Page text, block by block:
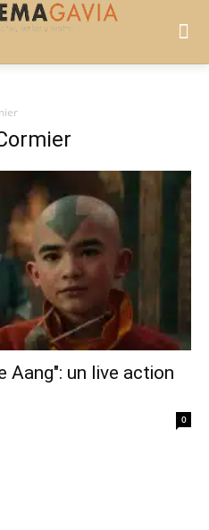
Aang": un live action
0